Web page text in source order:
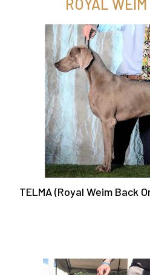
ROYAL
TELMA (Royal Weim Back